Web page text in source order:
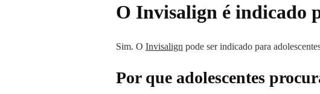
O Invisalign é indicado
Sim. O Invisalign pode ser indicado para
Por que adolescentes